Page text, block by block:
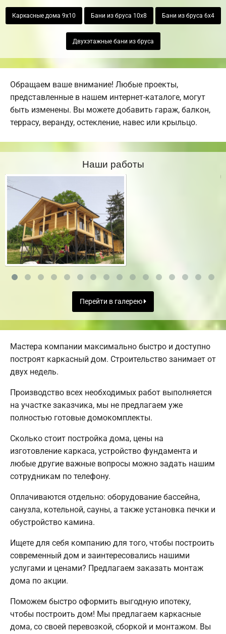
Каркасные дома 9х10 Бани из бруса 10х8 Бани из бруса 6х4
Двухэтажные бани из бруса
Обращаем ваше внимание! Любые проекты,
представленные в нашем интернет-каталоге, могут
быть изменены. Вы можете добавить гараж, балкон,
террасу, веранду, остекление, навес или крыльцо.
Наши работы
Перейти в галерею
Мастера компании максимально быстро и доступно
построят каркасный дом. Строительство занимает от
двух недель.
Производство всех необходимых работ выполняется
на участке заказчика, мы не предлагаем уже
полностью готовые домокомплекты.
Сколько стоит постройка дома, цены на
изготовление каркаса, устройство фундамента и
любые другие важные вопросы можно задать нашим
сотрудникам по телефону.
Оплачиваются отдельно: оборудование бассейна,
санузла, котельной, сауны, а также установка печки и
обустройство камина.
Ищете для себя компанию для того, чтобы построить
современный дом и заинтересовались нашими
услугами и ценами? Предлагаем заказать монтаж
дома по акции.
Поможем быстро оформить выгодную ипотеку,
чтобы построить дом! Мы предлагаем каркасные
дома, со своей перевозкой, сборкой и монтажом. Вы